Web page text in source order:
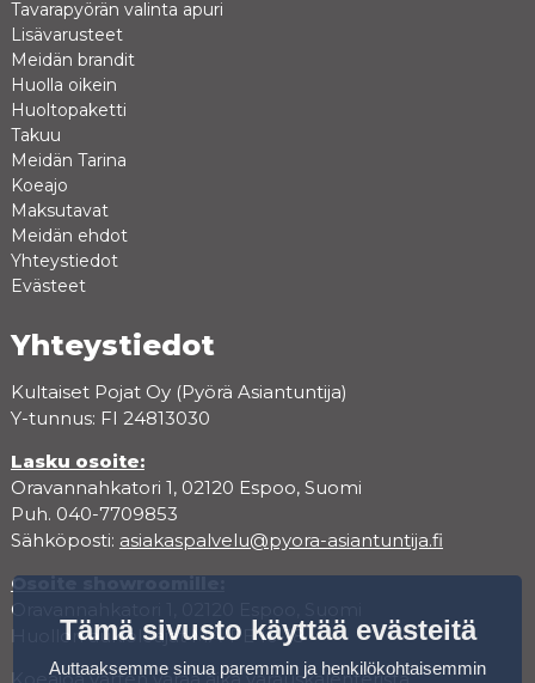
Tavarapyörän valinta apuri
Lisävarusteet
Meidän brandit
Huolla oikein
Huoltopaketti
Takuu
Meidän Tarina
Koeajo
Maksutavat
Meidän ehdot
Yhteystiedot
Evästeet
Yhteystiedot
Kultaiset Pojat Oy (Pyörä Asiantuntija)
Y-tunnus: FI 24813030
Lasku osoite:
Oravannahkatori 1, 02120 Espoo, Suomi
Puh. 040-7709853
Sähköposti: asiakaspalvelu@pyora-asiantuntija.fi
Osoite showroomille:
Oravannahkatori 1, 02120 Espoo, Suomi
Huollon aukioloajat MA-PE 10-18
Tämä sivusto käyttää evästeitä
Auttaaksemme sinua paremmin ja henkilökohtaisemmin